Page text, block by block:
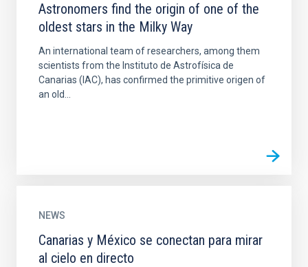
Astronomers find the origin of one of the
oldest stars in the Milky Way
An international team of researchers, among them
scientists from the Instituto de Astrofísica de
Canarias (IAC), has confirmed the primitive origen of
an old...
NEWS
Canarias y México se conectan para mirar
al cielo en directo